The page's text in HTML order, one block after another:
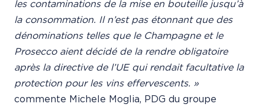
les contaminations de la mise en bouteille jusqu’à
la consommation. Il n’est pas étonnant que des
dénominations telles que le Champagne et le
Prosecco aient décidé de la rendre obligatoire
après la directive de l’UE qui rendait facultative la
protection pour les vins effervescents. »
commente Michele Moglia, PDG du groupe